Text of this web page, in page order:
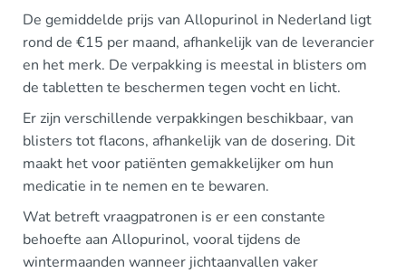
De gemiddelde prijs van Allopurinol in Nederland ligt
rond de €15 per maand, afhankelijk van de leverancier
en het merk. De verpakking is meestal in blisters om
de tabletten te beschermen tegen vocht en licht.
Er zijn verschillende verpakkingen beschikbaar, van
blisters tot flacons, afhankelijk van de dosering. Dit
maakt het voor patiënten gemakkelijker om hun
medicatie in te nemen en te bewaren.
Wat betreft vraagpatronen is er een constante
behoefte aan Allopurinol, vooral tijdens de
wintermaanden wanneer jichtaanvallen vaker